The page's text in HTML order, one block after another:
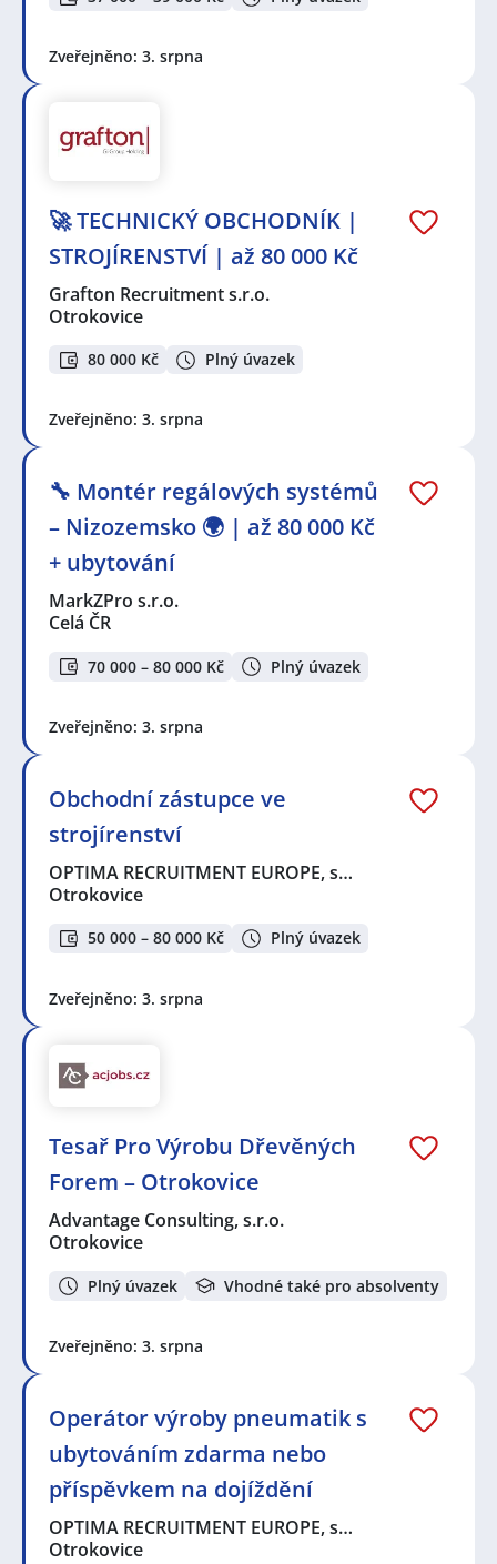
Zveřejněno: 3. srpna
🚀 TECHNICKÝ OBCHODNÍK |
STROJÍRENSTVÍ | až 80 000 Kč
Grafton Recruitment s.r.o.
Otrokovice
80 000 Kč Plný úvazek
Zveřejněno: 3. srpna
🔧 Montér regálových systémů
– Nizozemsko 🌍 | až 80 000 Kč
+ ubytování
MarkZPro s.r.o.
Celá ČR
70 000 – 80 000 Kč Plný úvazek
Zveřejněno: 3. srpna
Obchodní zástupce ve
strojírenství
OPTIMA RECRUITMENT EUROPE, s…
Otrokovice
50 000 – 80 000 Kč Plný úvazek
Zveřejněno: 3. srpna
Tesař Pro Výrobu Dřevěných
Forem – Otrokovice
Advantage Consulting, s.r.o.
Otrokovice
Plný úvazek Vhodné také pro absolventy
Zveřejněno: 3. srpna
Operátor výroby pneumatik s
ubytováním zdarma nebo
příspěvkem na dojíždění
OPTIMA RECRUITMENT EUROPE, s…
Otrokovice